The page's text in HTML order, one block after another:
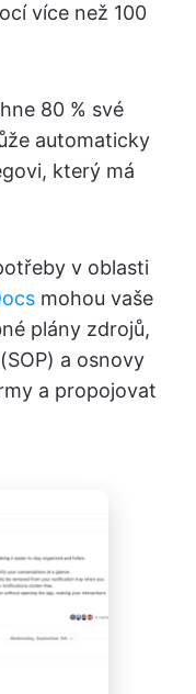
více než 100
80 % své
automaticky
který má
v oblasti
mohou vaše
plány zdrojů,
a osnovy
a propojovat